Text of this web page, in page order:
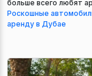
больше всего любят
Роскошные
аренду в Дубае